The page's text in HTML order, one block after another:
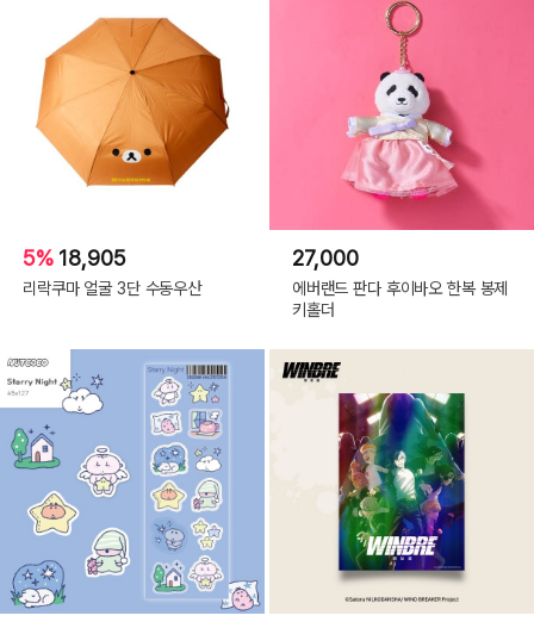
5% 18,905
리락쿠마 얼굴 3단 수동우산
27,000
에버랜드 판다 후이바오 한복 봉제
키홀더